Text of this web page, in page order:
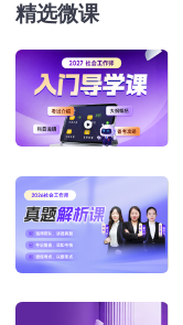
精选微课